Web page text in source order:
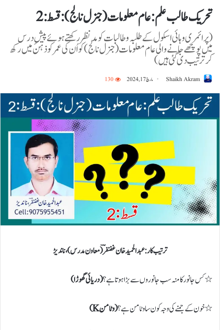
تحریک طالب علم: عام معلومات ( جنرل نالج) : قسط : 2
( پرائمری و ہائی اسکول کے طلبہ و طالبات کو مدنظر رکھتے ہوئے پیشِ درس
میں پوچھے جانے والی عام معلومات ( جنرل نالج) کو اُن کی عمر کو ذہن میں رکھ
کر ترتیب دی گئی ہیں)
Shaikh Akram مارچ 17, 2024 130
ترتیب کار: عبدالحمید خان غضنفرؔ ( معاون مدرس)، ناندیڑ
٭ کس جانور کا منہ سب جانوروں سے بڑا ہوتا ہے؟( دریائی گھوڑا)
٭ خون کے جمنے کی وجہ کون سا وٹامن ہے؟( وٹامن K)